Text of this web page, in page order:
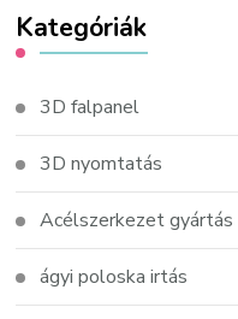
Kategóriák
3D falpanel
3D nyomtatás
Acélszerkezet gyártás
ágyi poloska irtás